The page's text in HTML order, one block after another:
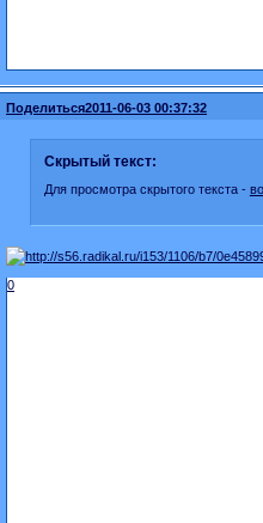
Поделиться2011-06-03 00:37:32
Скрытый текст:
Для просмотра скрытого текста -
0